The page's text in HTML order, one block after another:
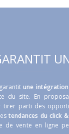
une
du site. En
tirer parti des
tendances du click
de vente en ligne